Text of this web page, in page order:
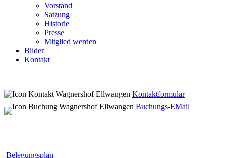
Vorstand
Satzung
Historie
Presse
Mitglied werden
Bilder
Kontakt
Kontaktformular
Buchungs-EMail
Belegungsplan